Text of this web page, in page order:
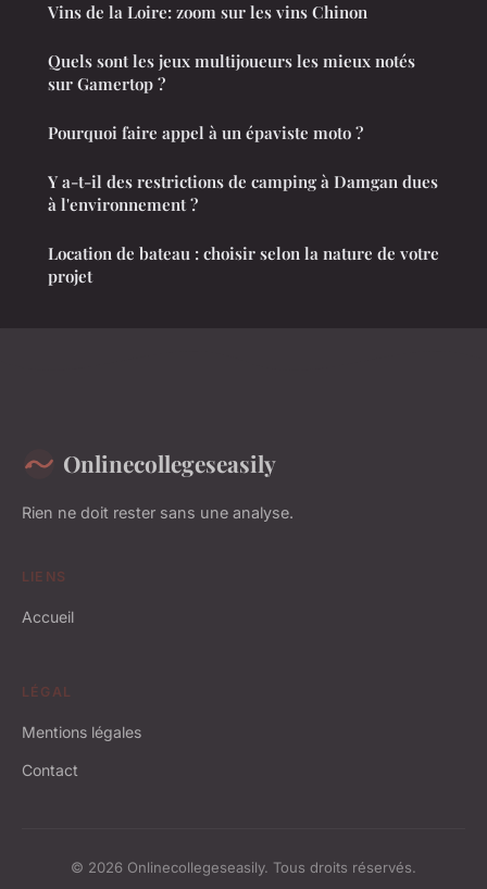
Vins de la Loire: zoom sur les vins Chinon
Quels sont les jeux multijoueurs les mieux notés
sur Gamertop ?
Pourquoi faire appel à un épaviste moto ?
Y a-t-il des restrictions de camping à Damgan dues
à l'environnement ?
Location de bateau : choisir selon la nature de votre
projet
Onlinecollegeseasily
Rien ne doit rester sans une analyse.
LIENS
Accueil
LÉGAL
Mentions légales
Contact
© 2026 Onlinecollegeseasily. Tous droits réservés.